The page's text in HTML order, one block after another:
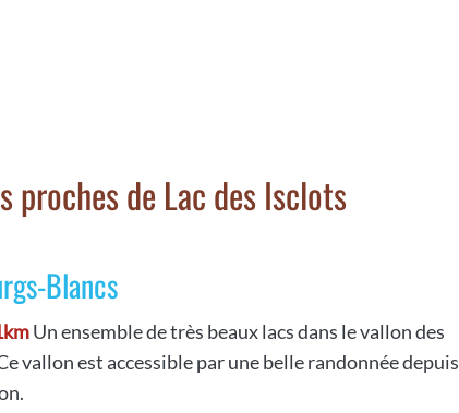
proches de Lac des Isclots
Blancs
Un ensemble de très beaux lacs dans le vallon des
vallon est accessible par une belle randonnée depuis